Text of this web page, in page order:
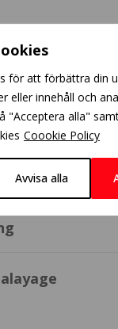
för att förbättra din
eller innehåll och
"Acceptera alla"
Coookie Policy
Avvisa alla